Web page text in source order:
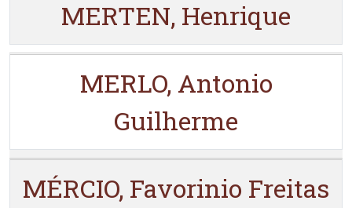
MERTEN, Henrique
MERLO, Antonio
Guilherme
MÉRCIO, Favorinio Freitas